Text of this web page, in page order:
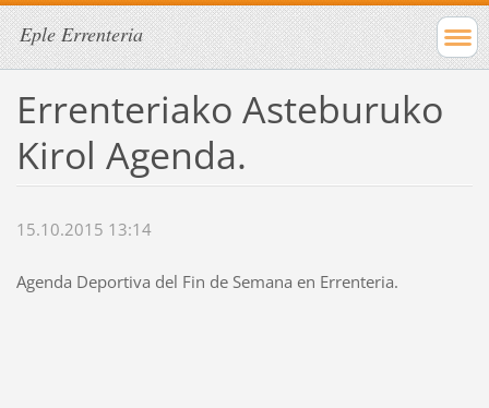
Eple Errenteria
Errenteriako Asteburuko
Kirol Agenda.
15.10.2015 13:14
Agenda Deportiva del Fin de Semana en Errenteria.